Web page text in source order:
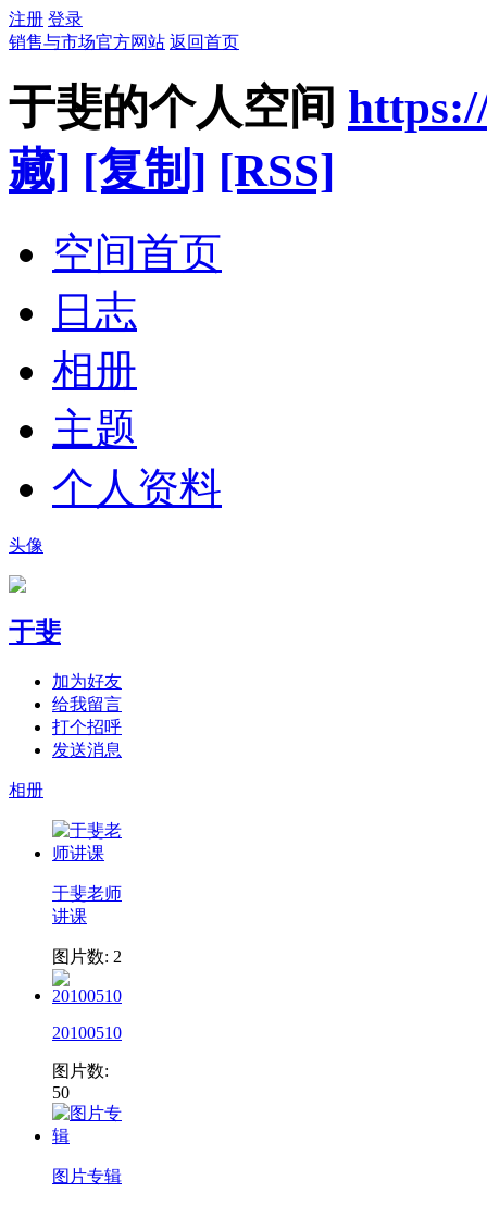
注册 登录
销售与市场官方网站 返回首页
于斐的个人空间
藏] [复制] [RSS]
空间首页
日志
相册
主题
个人资料
头像
于斐
加为好友
给我留言
打个招呼
发送消息
相册
于斐老师
讲课
图片数: 2
20100510
图片数:
50
图片专辑